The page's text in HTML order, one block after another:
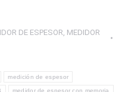
DE ESPESOR, MEDIDOR
medición de espesor
medidor de espesor con memoria